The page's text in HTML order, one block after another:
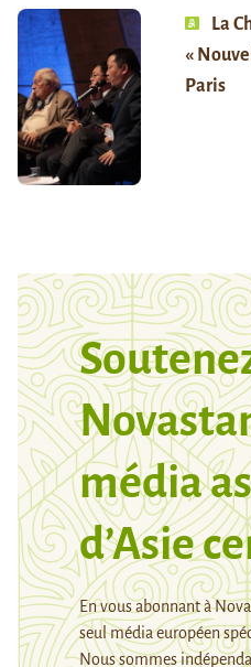
La
«
Paris
média
d’Asie
En vous abonnant à
seul média européen
Nous sommes